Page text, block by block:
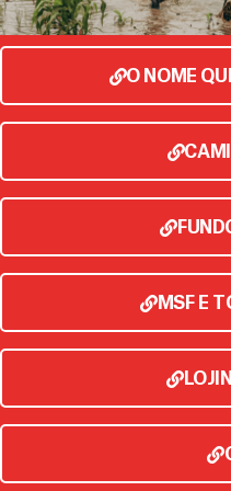
O NOME
MSF E